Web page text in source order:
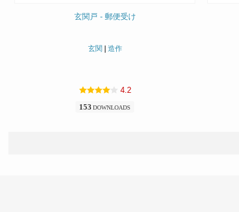
玄関戸 - 郵便受け
玄関 造作
4.2
153 DOWNLOADS